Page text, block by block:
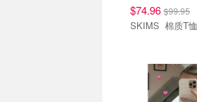
$74.96 $99.95
SKIMS 棉质T恤